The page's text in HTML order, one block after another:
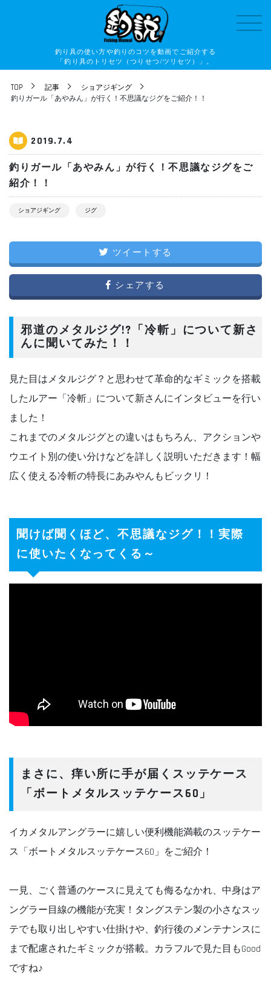
釣り具の使い方や釣りのコツを動画でご紹介する
「釣り具のトリセツ（つりせつ/ツリセツ）」。
TOP 記事
ショアジギング
釣りガール「あやみん」が行く！不思議なジグをご紹介！！
2019.7.4
釣りガール「あやみん」が行く！不思議なジグをご
紹介！！
ショアジギング ジグ
ツイートする
シェアする
邪道のメタルジグ!?「冷斬」について新さ
んに聞いてみた！！
見た目はメタルジグ？と思わせて革命的なギミックを搭載
したルアー「冷斬」について新さんにインタビューを行い
ました！
これまでのメタルジグとの違いはもちろん、アクションや
ウエイト別の使い分けなどを詳しく説明いただきます！幅
広く使える冷斬の特長にあみやんもビックリ！
聞けば聞くほど、不思議なジグ！！実際
に使いたくなってくる～
まさに、痒い所に手が届くスッテケース
「ボートメタルスッテケース60」
イカメタルアングラーに嬉しい便利機能満載のスッテケー
ス「ボートメタルスッテケース60」をご紹介！
一見、ごく普通のケースに見えても侮るなかれ、中身はア
ングラー目線の機能が充実！タングステン製の小さなスッ
テでも取り出しやすい仕掛けや、釣行後のメンテナンスに
まで配慮されたギミックが搭載。カラフルで見た目もGood
ですね♪